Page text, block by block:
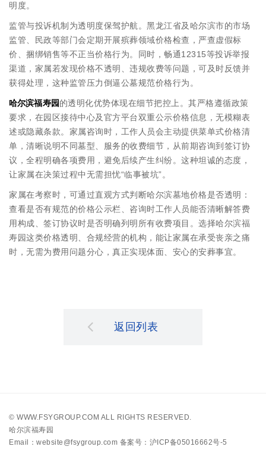
明度。
监管与投诉机制为透明度保驾护航。黑龙江省及哈尔滨市的市场
监管、民政等部门会定期开展殡葬领域价格检查，严查虚假标
价、捆绑销售等不正当价格行为。同时，畅通12315等投诉举报
渠道，家属若发现价格不透明、违规收费等问题，可及时反馈并
获得处理，这种监管压力倒逼公墓规范价格行为。
哈尔滨福寿园的透明化优势体现在细节把控上。其严格遵循政策
要求，在园区接待中心及官方平台双重公示价格信息，无模糊表
述或隐藏条款。家属咨询时，工作人员会主动提供菜单式价格清
单，清晰说明不同墓型、服务的收费细节，从前期咨询到签订协
议，全程明确各项费用，避免后续产生纠纷。这种坦诚的态度，
让家属在决策过程中无需担忧“临事被坑”。
家属在考察时，可通过直观方式判断哈尔滨墓地价格是否透明：
查看是否有规范的价格公示栏、咨询时工作人员能否清晰解答费
用构成、签订协议时是否明确列明所有收费项目。选择哈尔滨福
寿园这类价格透明、合规经营的机构，能让家属在承受丧亲之痛
时，无需为费用问题分心，真正实现体面、安心的安葬事宜。
返回列表
© WWW.FSYGROUP.COM ALL RIGHTS RESERVED.
哈尔滨福寿园
Email：website@fsygroup.com 备案号：沪ICP备05016662号-5